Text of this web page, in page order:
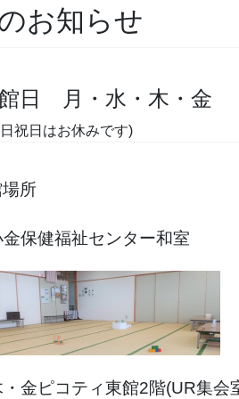
お知らせ
日 月・水・木・金
祝日はお休みです)
所
保健福祉センター和室
・金ピコティ東館2階(UR集会